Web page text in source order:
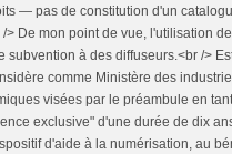
— pas de constitution d'un
> De mon point de vue, l'utilisation
subvention à des diffuseurs.<br />
comme Ministère des
visées par le préambule en
exclusive" d'une durée de dix
d'aide à la numérisation, au